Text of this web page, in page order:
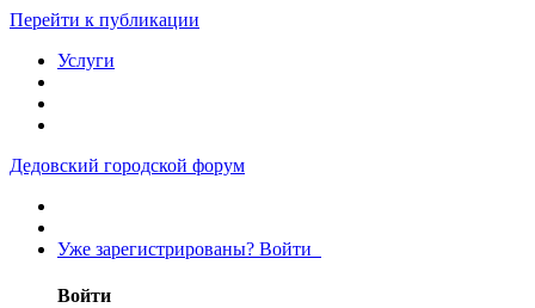
Перейти к публикации
Услуги
Дедовский городской форум
Уже зарегистрированы? Войти
Войти